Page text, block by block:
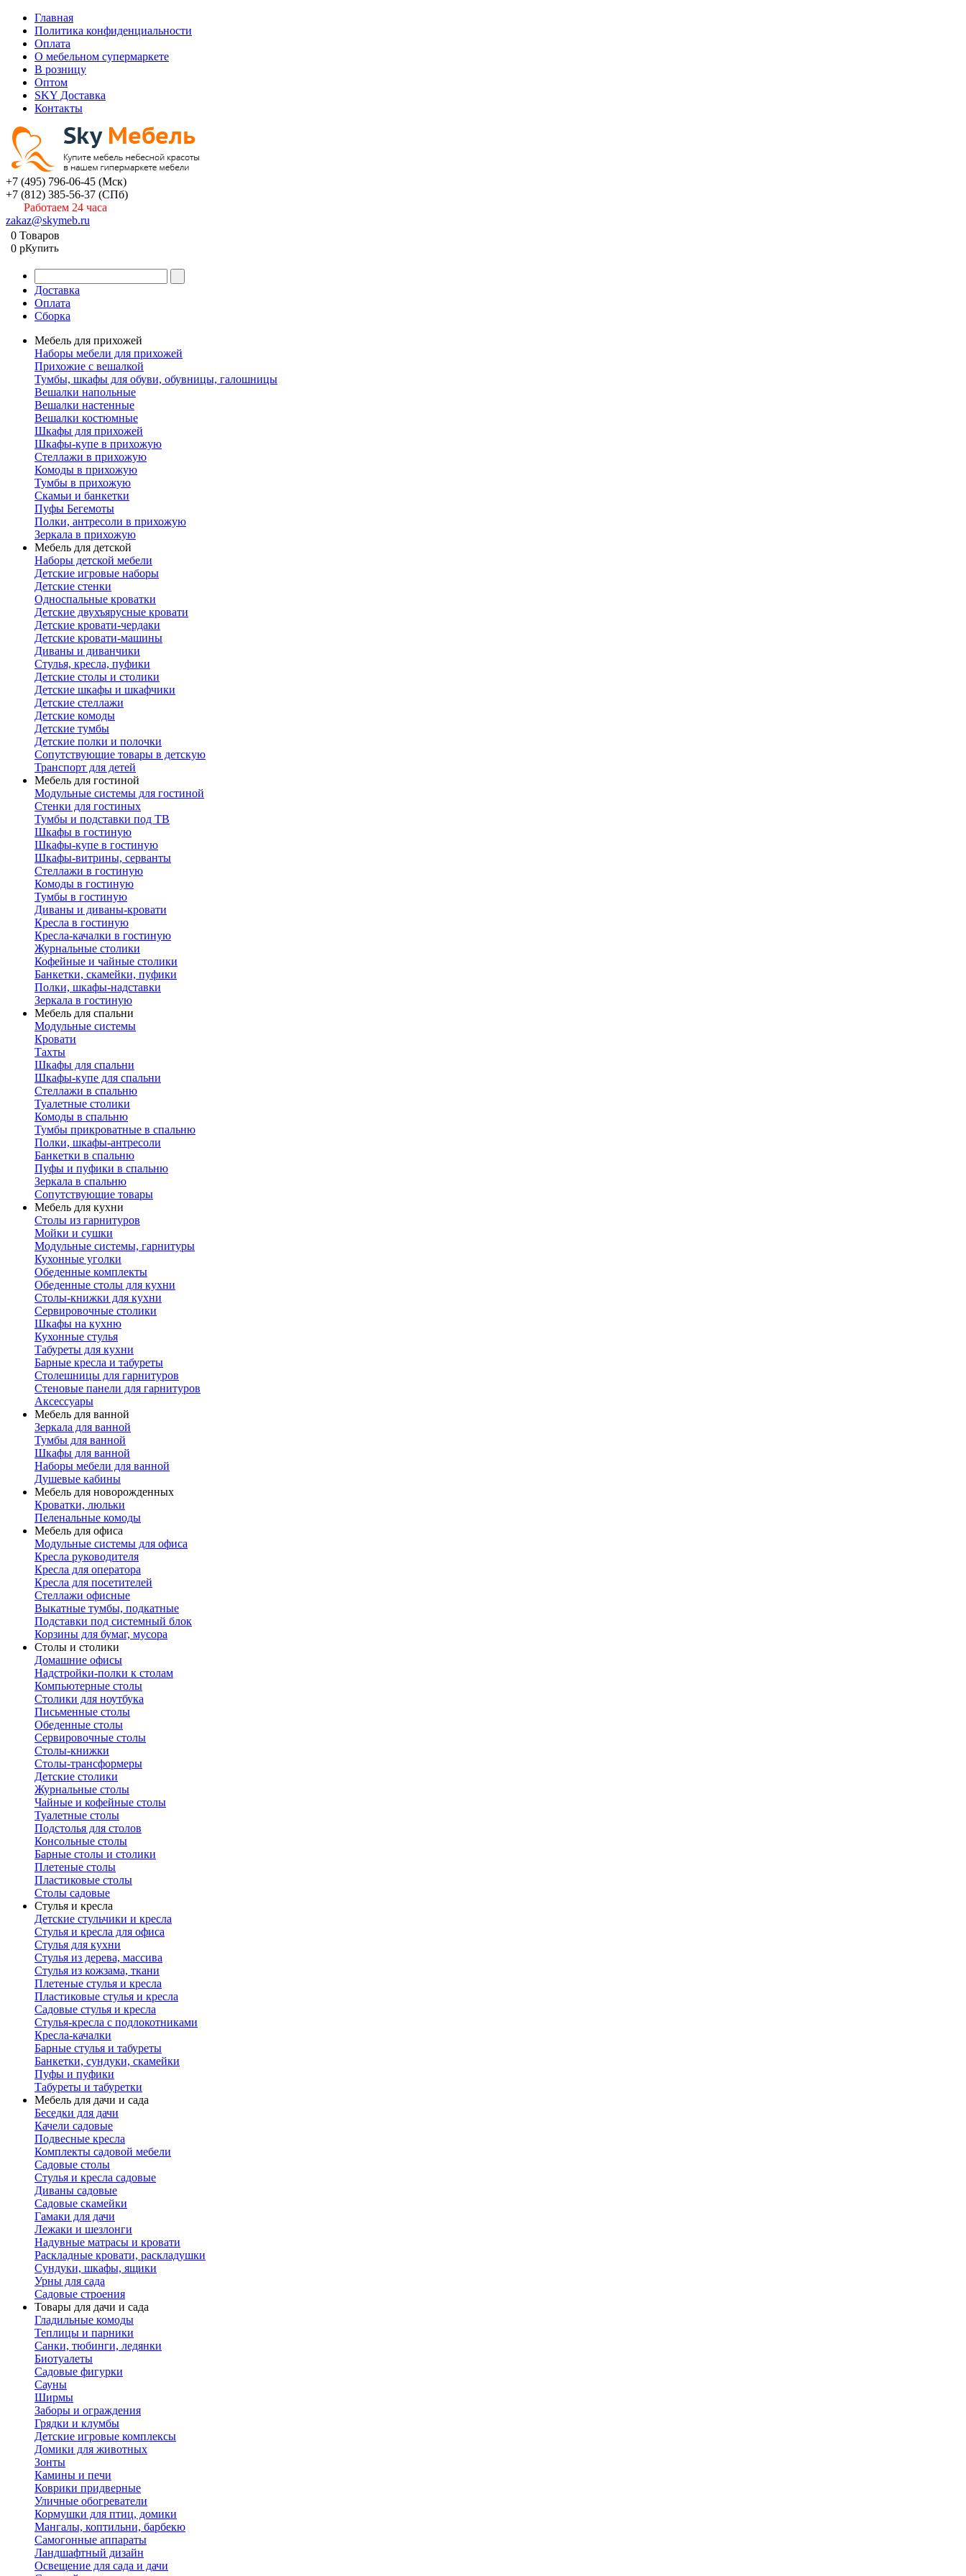
Главная
Политика конфиденциальности
Оплата
О мебельном супермаркете
В розницу
Оптом
SKY Доставка
Контакты
+7 (495) 796-06-45 (Мск)
+7 (812) 385-56-37 (СПб)
Работаем 24 часа
zakaz@skymeb.ru
0 Товаров
0 pКупить
Доставка
Оплата
Сборка
Мебель для прихожей
Наборы мебели для прихожей
Прихожие с вешалкой
Тумбы, шкафы для обуви, обувницы, галошницы
Вешалки напольные
Вешалки настенные
Вешалки костюмные
Шкафы для прихожей
Шкафы-купе в прихожую
Стеллажи в прихожую
Комоды в прихожую
Тумбы в прихожую
Скамьи и банкетки
Пуфы Бегемоты
Полки, антресоли в прихожую
Зеркала в прихожую
Мебель для детской
Наборы детской мебели
Детские игровые наборы
Детские стенки
Односпальные кроватки
Детские двухъярусные кровати
Детские кровати-чердаки
Детские кровати-машины
Диваны и диванчики
Стулья, кресла, пуфики
Детские столы и столики
Детские шкафы и шкафчики
Детские стеллажи
Детские комоды
Детские тумбы
Детские полки и полочки
Сопутствующие товары в детскую
Транспорт для детей
Мебель для гостиной
Модульные системы для гостиной
Стенки для гостиных
Тумбы и подставки под ТВ
Шкафы в гостиную
Шкафы-купе в гостиную
Шкафы-витрины, серванты
Стеллажи в гостиную
Комоды в гостиную
Тумбы в гостиную
Диваны и диваны-кровати
Кресла в гостиную
Кресла-качалки в гостиную
Журнальные столики
Кофейные и чайные столики
Банкетки, скамейки, пуфики
Полки, шкафы-надставки
Зеркала в гостиную
Мебель для спальни
Модульные системы
Кровати
Тахты
Шкафы для спальни
Шкафы-купе для спальни
Стеллажи в спальню
Туалетные столики
Комоды в спальню
Тумбы прикроватные в спальню
Полки, шкафы-антресоли
Банкетки в спальню
Пуфы и пуфики в спальню
Зеркала в спальню
Сопутствующие товары
Мебель для кухни
Столы из гарнитуров
Мойки и сушки
Модульные системы, гарнитуры
Кухонные уголки
Обеденные комплекты
Обеденные столы для кухни
Столы-книжки для кухни
Сервировочные столики
Шкафы на кухню
Кухонные стулья
Табуреты для кухни
Барные кресла и табуреты
Столешницы для гарнитуров
Стеновые панели для гарнитуров
Аксессуары
Мебель для ванной
Зеркала для ванной
Тумбы для ванной
Шкафы для ванной
Наборы мебели для ванной
Душевые кабины
Мебель для новорожденных
Кроватки, люльки
Пеленальные комоды
Мебель для офиса
Модульные системы для офиса
Кресла руководителя
Кресла для оператора
Кресла для посетителей
Стеллажи офисные
Выкатные тумбы, подкатные
Подставки под системный блок
Корзины для бумаг, мусора
Столы и столики
Домашние офисы
Надстройки-полки к столам
Компьютерные столы
Столики для ноутбука
Письменные столы
Обеденные столы
Сервировочные столы
Столы-книжки
Столы-трансформеры
Детские столики
Журнальные столы
Чайные и кофейные столы
Туалетные столы
Подстолья для столов
Консольные столы
Барные столы и столики
Плетеные столы
Пластиковые столы
Столы садовые
Стулья и кресла
Детские стульчики и кресла
Стулья и кресла для офиса
Стулья для кухни
Стулья из дерева, массива
Стулья из кожзама, ткани
Плетеные стулья и кресла
Пластиковые стулья и кресла
Садовые стулья и кресла
Стулья-кресла с подлокотниками
Кресла-качалки
Барные стулья и табуреты
Банкетки, сундуки, скамейки
Пуфы и пуфики
Табуреты и табуретки
Мебель для дачи и сада
Беседки для дачи
Качели садовые
Подвесные кресла
Комплекты садовой мебели
Садовые столы
Стулья и кресла садовые
Диваны садовые
Садовые скамейки
Гамаки для дачи
Лежаки и шезлонги
Надувные матрасы и кровати
Раскладные кровати, раскладушки
Сундуки, шкафы, ящики
Урны для сада
Садовые строения
Товары для дачи и сада
Гладильные комоды
Теплицы и парники
Санки, тюбинги, ледянки
Биотуалеты
Садовые фигурки
Сауны
Ширмы
Заборы и ограждения
Грядки и клумбы
Детские игровые комплексы
Домики для животных
Зонты
Камины и печи
Коврики придверные
Уличные обогреватели
Кормушки для птиц, домики
Мангалы, коптильни, барбекю
Самогонные аппараты
Ландшафтный дизайн
Освещение для сада и дачи